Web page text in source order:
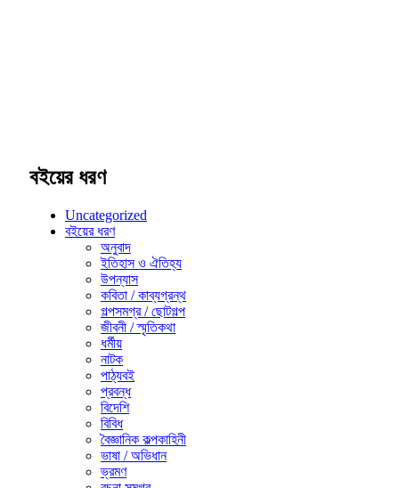
বইয়ের ধরণ
Uncategorized
বইয়ের ধরণ
অনুবাদ
ইতিহাস ও ঐতিহ্য
উপন্যাস
কবিতা / কাব্যগ্রন্থ
গল্পসমগ্র / ছোটগল্প
জীবনী / স্মৃতিকথা
ধর্মীয়
নাটক
পাঠ্যবই
প্রবন্ধ
বিদেশি
বিবিধ
বৈজ্ঞানিক কল্পকাহিনী
ভাষা / অভিধান
ভ্রমণ